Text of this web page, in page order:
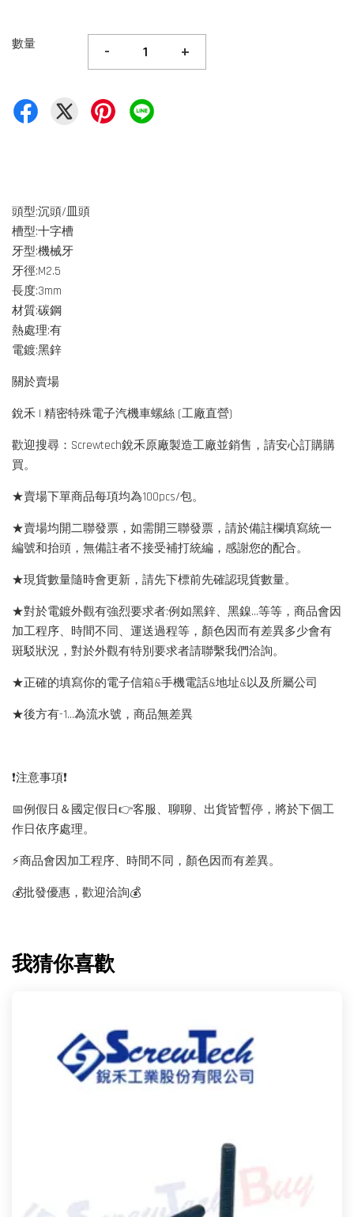
數量 - +
頭型:沉頭/皿頭
槽型:十字槽
牙型:機械牙
牙徑:M2.5
長度:3mm
材質:碳鋼
熱處理:有
電鍍:黑鋅
關於賣場
銳禾 | 精密特殊電子汽機車螺絲 (工廠直營)
歡迎搜尋：Screwtech銳禾原廠製造工廠並銷售，請安心訂購購
買。
★賣場下單商品每項均為100pcs/包。
★賣場均開二聯發票，如需開三聯發票，請於備註欄填寫統一
編號和抬頭，無備註者不接受補打統編，感謝您的配合。
★現貨數量隨時會更新，請先下標前先確認現貨數量。
★對於電鍍外觀有強烈要求者:例如黑鋅、黑鎳...等等，商品會因
加工程序、時間不同、運送過程等，顏色因而有差異多少會有
斑駁狀況，對於外觀有特別要求者請聯繫我們洽詢。
★正確的填寫你的電子信箱&手機電話&地址&以及所屬公司
★後方有-1…為流水號，商品無差異
❗️注意事項❗️
📅例假日＆國定假日👉客服、聊聊、出貨皆暫停，將於下個工
作日依序處理。
⚡️商品會因加工程序、時間不同，顏色因而有差異。
💰批發優惠，歡迎洽詢💰
我猜你喜歡